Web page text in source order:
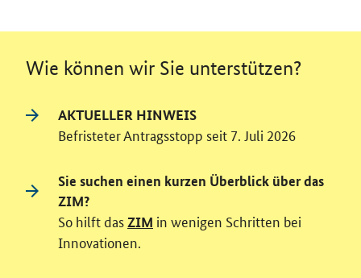
Wie können wir Sie unterstützen?
AKTUELLER HINWEIS
Befristeter Antragsstopp seit 7. Juli 2026
Sie suchen einen kurzen Überblick über das
ZIM?
So hilft dasZIM in wenigen Schritten bei
Innovationen.